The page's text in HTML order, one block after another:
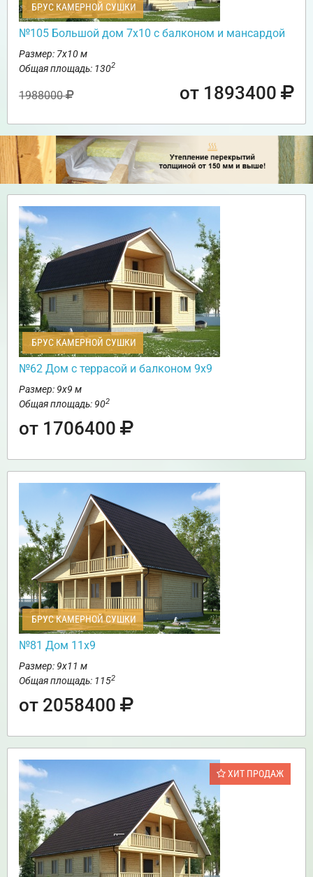
БРУС КАМЕРНОЙ СУШКИ
№105 Большой дом 7х10 с балконом и мансардой
Размер: 7х10 м
Общая площадь: 1302
1988000 от 1893400
БРУС КАМЕРНОЙ СУШКИ
№62 Дом c террасой и балконом 9х9
Размер: 9х9 м
Общая площадь: 902
от 1706400
БРУС КАМЕРНОЙ СУШКИ
№81 Дом 11х9
Размер: 9х11 м
Общая площадь: 1152
от 2058400
ХИТ ПРОДАЖ